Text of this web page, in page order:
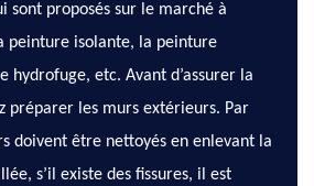
sont proposés sur le marché à
peinture isolante, la peinture
hydrofuge, etc. Avant d’assurer la
préparer les murs extérieurs. Par
doivent être nettoyés en enlevant la
s’il existe des fissures, il est